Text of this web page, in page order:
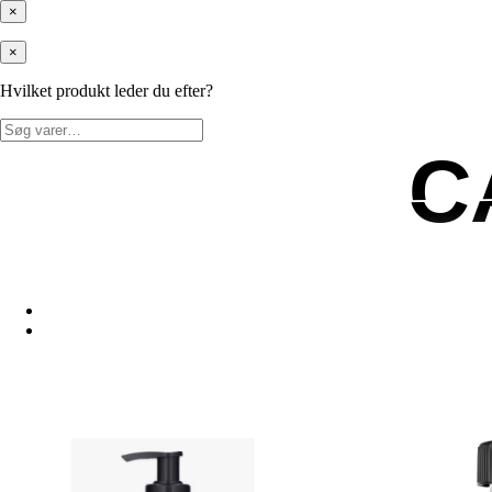
×
×
Hvilket produkt leder du efter?
Søg
efter: